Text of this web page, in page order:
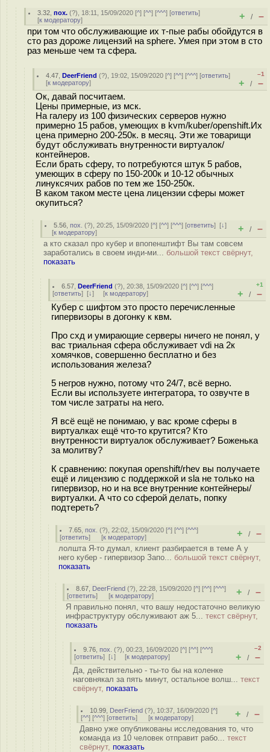
3.32 ,пох. (?), 18:11, 15/09/2020 [^] [^^] [^^^] [ответить]
[к модератору] + / –
при том что обслуживающие их т-пые рабы обойдутся в
сто раз дороже лицензий на sphere. Умея при этом в сто
раз меньше чем та сфера.
4.47 ,DeerFriend (?), 19:02, 15/09/2020 [^] [^^] [^^^] [ответить]
[к модератору]
–1
+ / –
Ок, давай посчитаем.
Цены примерные, из мск.
На галеру из 100 физических серверов нужно
примерно 15 рабов, умеющих в kvm/kuber/openshift.Их
цена примерно 200-250к. в месяц. Эти же товарищи
будут обслуживать внутренности виртуалок/
контейнеров.
Если брать сферу, то потребуются штук 5 рабов,
умеющих в сферу по 150-200к и 10-12 обычных
линуксячих рабов по тем же 150-250к.
В каком таком месте цена лицензии сферы может
окупиться?
5.56 ,пох. (?), 20:25, 15/09/2020 [^] [^^] [^^^] [ответить][↓]
[к модератору] + / –
а кто сказал про кубер и впопенштифт Вы там совсем
заработались в своем инди-ми... большой текст свёрнут,
показать
6.57 ,DeerFriend (?), 20:38, 15/09/2020 [^] [^^] [^^^]
[ответить] [↓] [к модератору]
+1
+ / –
Кубер с шифтом это просто перечисленные
гипервизоры в догонку к квм.
Про схд и умирающие серверы ничего не понял, у
вас триальная сфера обслуживает vdi на 2к
хомячков, совершенно бесплатно и без
использования железа?
5 негров нужно, потому что 24/7, всё верно.
Если вы используете интегратора, то озвучте в
том числе затраты на него.
Я всё ещё не понимаю, у вас кроме сферы в
виртуалках ещё что-то крутится? Кто
внутренности виртуалок обслуживает? Боженька
за молитву?
К сравнению: покупая openshift/rhev вы получаете
ещё и лицензию с поддержкой и sla не только на
гипервизор, но и на все внутренние контейнеры/
виртуалки. А что со сферой делать, попку
подтереть?
7.65 ,пох. (?), 22:02, 15/09/2020 [^] [^^] [^^^]
[ответить] [к модератору] + / –
лолшта Я-то думал, клиент разбирается в теме А у
него кубер - гипервизор Запо... большой текст свёрнут,
показать
8.67 DeerFriend (?), 22:28, 15/09/2020 [^] [^^] [^^^]
[ответить] [к модератору] + / –
Я правильно понял, что вашу недостаточно великую
инфраструктуру обслуживают аж 5... текст свёрнут,
показать
9.76 ,пох. (?), 00:23, 16/09/2020 [^] [^^] [^^^]
[ответить] [↓] [к модератору]
–2
+ / –
Да, действительно - ты-то бы на коленке
наговнякал за пять минут, остальное волш... текст
свёрнут, показать
10.99 DeerFriend (?), 10:37, 16/09/2020 [^]
[^^] [^^^] [ответить] [к модератору] + / –
Давно уже опубликованы исследования то, что
команда из 10 человек отправит рабо... текст
свёрнут, показать